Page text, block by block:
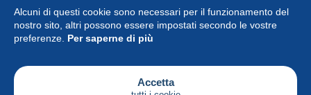
Alcuni di questi cookie sono necessari per il funzionamento del
nostro sito, altri possono essere impostati secondo le vostre
preferenze. Per saperne di più
Accetta
Novità
Funzione
Società